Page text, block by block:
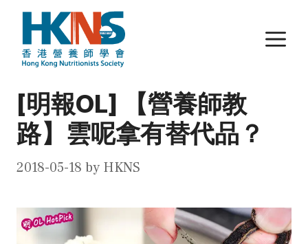
Skip
content
[明報OL] 【營養師教
路】雲呢拿有替代品？
2018-05-18 by HKNS